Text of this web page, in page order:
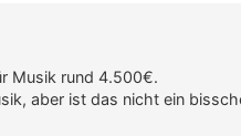
Musik rund 4.500€.
aber ist das nicht ein